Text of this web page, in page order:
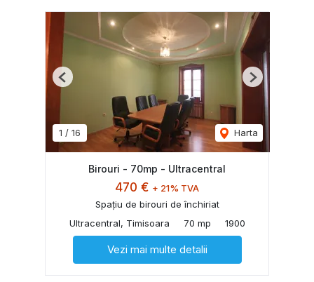
1 / 16 Harta
Previous Next
Birouri - 70mp - Ultracentral
470 € + 21% TVA
Spațiu de birouri de închiriat
Ultracentral, Timisoara
70 mp 1900
Vezi mai multe detalii